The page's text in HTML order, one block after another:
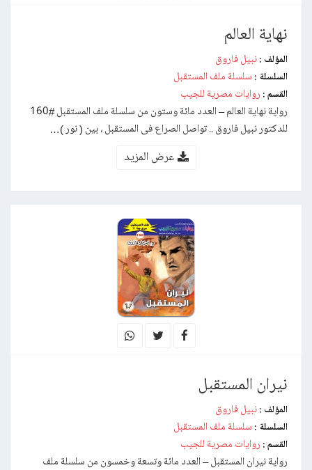
نهاية العالم
المؤلف : نبيل فاروق
السلسلة : سلسلة ملف المستقبل
القسم : روايات مصرية للجيب
رواية نهاية العالم – العدد مائة وستون من سلسلة ملف المستقبل #160
للدكتور نبيل فاروق .. تواصل الصراع فى المستقبل ، بين ( نور )…
عرض المزيد
نيران المستقبل
المؤلف : نبيل فاروق
السلسلة : سلسلة ملف المستقبل
القسم : روايات مصرية للجيب
رواية نيران المستقبل – العدد مائة وتسعة وخمسون من سلسلة ملف